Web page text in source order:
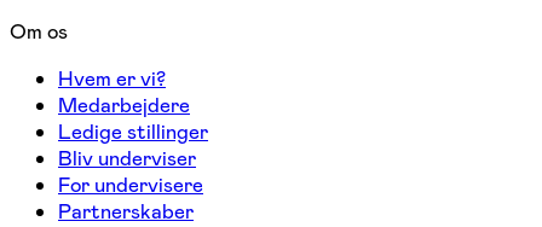
Om os
Hvem er vi?
Medarbejdere
Ledige stillinger
Bliv underviser
For undervisere
Partnerskaber